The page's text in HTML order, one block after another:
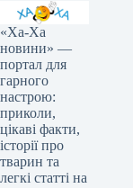
«Ха-Ха
новини» —
портал для
гарного
настрою:
приколи,
цікаві факти,
історії про
тварин та
легкі статті на